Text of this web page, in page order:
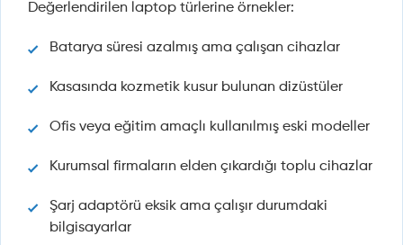
Değerlendirilen laptop türlerine örnekler:
Batarya süresi azalmış ama çalışan cihazlar
Kasasında kozmetik kusur bulunan dizüstüler
Ofis veya eğitim amaçlı kullanılmış eski modeller
Kurumsal firmaların elden çıkardığı toplu cihazlar
Şarj adaptörü eksik ama çalışır durumdaki
bilgisayarlar